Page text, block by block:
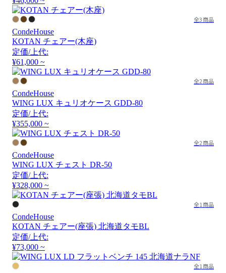
全3商品
CondeHouse
KOTAN チェアー(木座)
定価/上代:
¥61,000 ~
全2商品
CondeHouse
WING LUX キュリオケース GDD-80
定価/上代:
¥355,000 ~
全2商品
CondeHouse
WING LUX チェスト DR-50
定価/上代:
¥328,000 ~
全1商品
CondeHouse
KOTAN チェアー(座張) 北海道タモBL
定価/上代:
¥73,000 ~
全1商品